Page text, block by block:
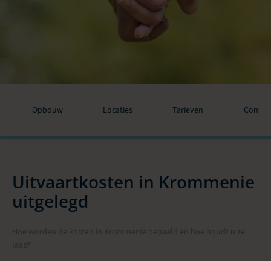
Opbouw Locaties Tarieven
Uitvaartkosten in Krommenie
uitgelegd